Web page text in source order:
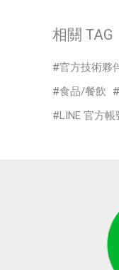
相關 TAG
官方技術夥
食品/餐飲
LINE 官方帳